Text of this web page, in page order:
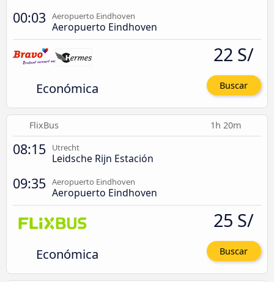
00:03 Aeropuerto Eindhoven
Aeropuerto Eindhoven
Económica
22 S/
Buscar
FlixBus 1h 20m
08:15 Utrecht
Leidsche Rijn Estación
09:35 Aeropuerto Eindhoven
Aeropuerto Eindhoven
Económica
25 S/
Buscar